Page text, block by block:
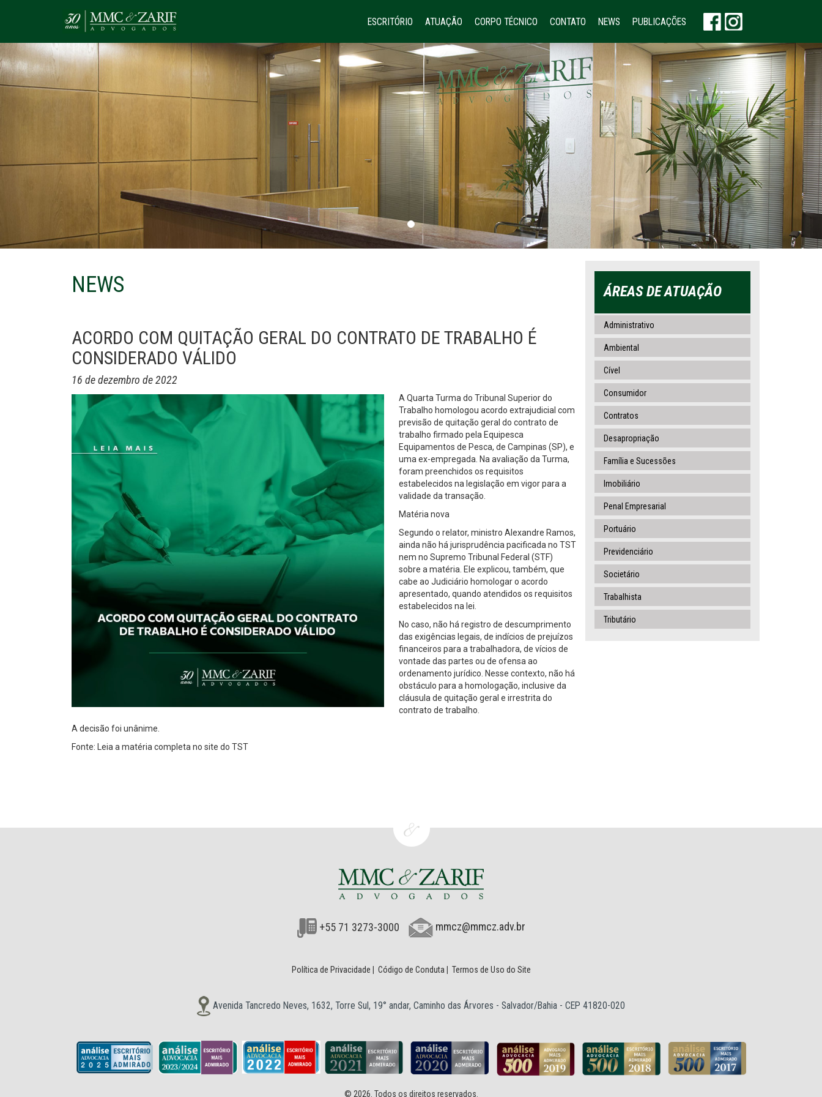
ESCRITÓRIO ATUAÇÃO CORPO TÉCNICO CONTATO NEWS PUBLICAÇÕES
NEWS
ACORDO COM QUITAÇÃO GERAL DO CONTRATO DE TRABALHO É
CONSIDERADO VÁLIDO
16 de dezembro de 2022
A Quarta Turma do Tribunal Superior do
Trabalho homologou acordo extrajudicial com
previsão de quitação geral do contrato de
trabalho firmado pela Equipesca
Equipamentos de Pesca, de Campinas (SP), e
uma ex-empregada. Na avaliação da Turma,
foram preenchidos os requisitos
estabelecidos na legislação em vigor para a
validade da transação.
Matéria nova
Segundo o relator, ministro Alexandre Ramos,
ainda não há jurisprudência pacificada no TST
nem no Supremo Tribunal Federal (STF)
sobre a matéria. Ele explicou, também, que
cabe ao Judiciário homologar o acordo
apresentado, quando atendidos os requisitos
estabelecidos na lei.
No caso, não há registro de descumprimento
das exigências legais, de indícios de prejuízos
financeiros para a trabalhadora, de vícios de
vontade das partes ou de ofensa ao
ordenamento jurídico. Nesse contexto, não há
obstáculo para a homologação, inclusive da
cláusula de quitação geral e irrestrita do
contrato de trabalho.
A decisão foi unânime.
Fonte: Leia a matéria completa no site do TST
ÁREAS DE ATUAÇÃO
Administrativo
Ambiental
Cível
Consumidor
Contratos
Desapropriação
Família e Sucessões
Imobiliário
Penal Empresarial
Portuário
Previdenciário
Societário
Trabalhista
Tributário
+55 71 3273-3000 mmcz@mmcz.adv.br
Política de Privacidade Código de Conduta Termos de Uso do Site
Avenida Tancredo Neves, 1632, Torre Sul, 19° andar, Caminho das Árvores - Salvador/Bahia - CEP 41820-020
© 2026. Todos os direitos reservados.